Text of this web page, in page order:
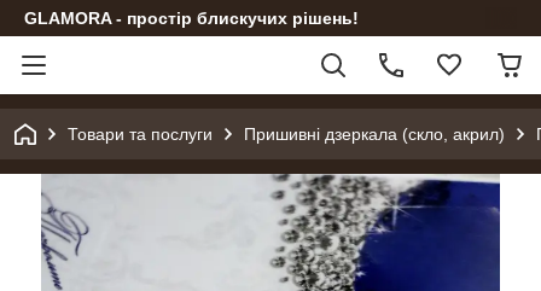
GLAMORA - простір блискучих рішень!
Товари та послуги Пришивні дзеркала (скло, акрил)